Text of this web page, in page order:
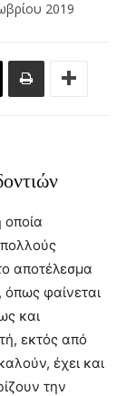
2019
οποία
πολλούς
αποτέλεσμα
όπως φαίνεται
και
εκτός από
έχει και
την